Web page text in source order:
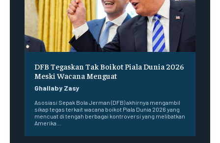
DFB Tegaskan Tak Boikot Piala Dunia 2026
Meski Wacana Menguat
Ghallaby Zasy
Asosiasi Sepak Bola Jerman (DFB) akhirnya mengambil
sikap tegas terkait wacana boikot Piala Dunia 2026 yang
mencuat di tengah berbagai kontroversi yang melibatkan
Amerika...